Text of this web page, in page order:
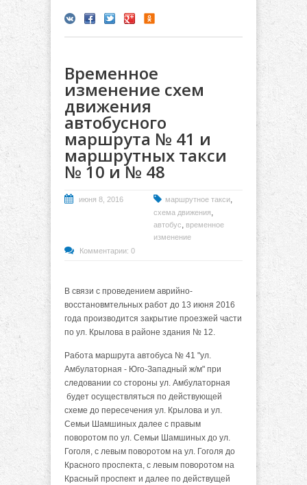
Временное
изменение схем
движения
автобусного
маршрута № 41 и
маршрутных такси
№ 10 и № 48
июня 8, 2016 маршрутное такси
схема движения
автобус
временное
изменение
Комментарии: 0
В связи с проведением аврийно-
восстановмтельных работ до 13 июня 2016
года производится закрытие проезжей части
по ул. Крылова в районе здания № 12.
Работа маршрута автобуса № 41 "ул.
Амбулаторная - Юго-Западный ж/м" при
следовании со стороны ул. Амбулаторная
будет осуществляться по действующей
схеме до пересечения ул. Крылова и ул.
Семьи Шамшиных далее с правым
поворотом по ул. Семьи Шамшиных до ул.
Гоголя, с левым поворотом на ул. Гоголя до
Красного проспекта, с левым поворотом на
Красный проспект и далее по действущей